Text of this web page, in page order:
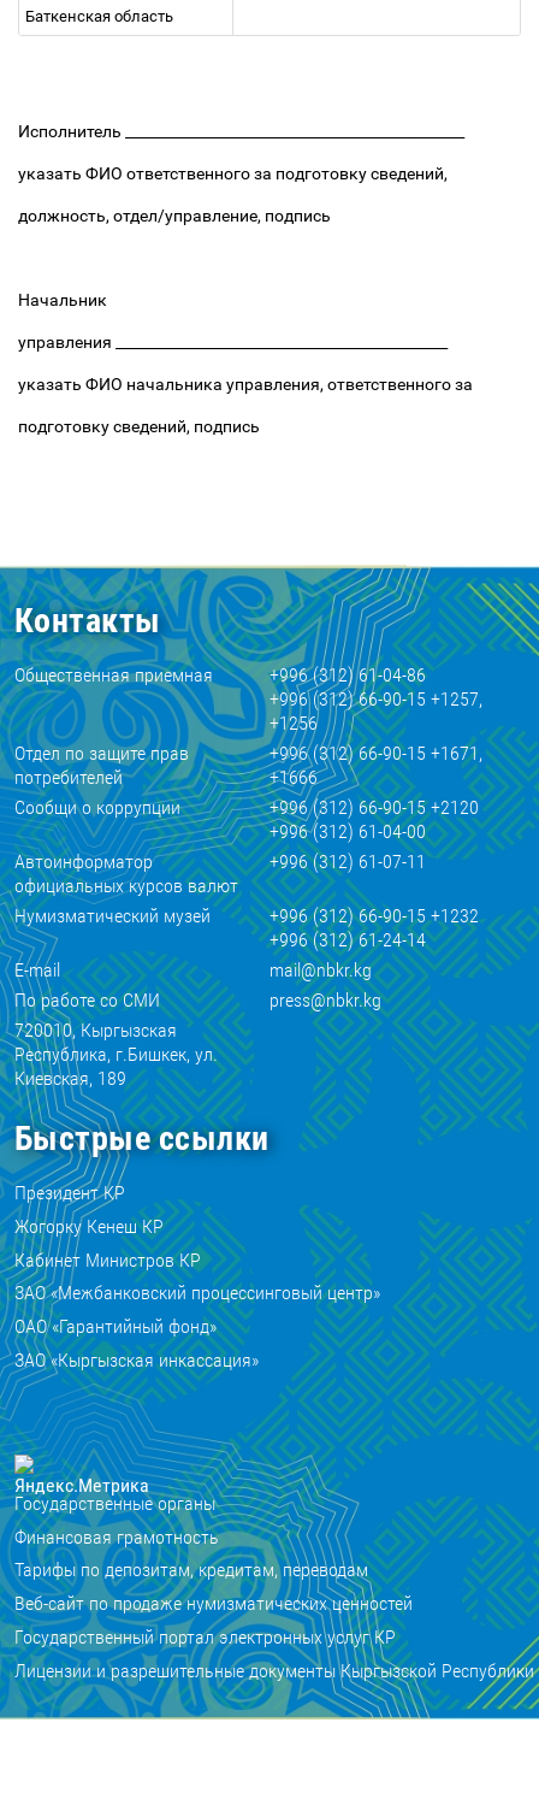
Баткенская область
Исполнитель _______________________________________________
указать ФИО ответственного за подготовку сведений,
должность, отдел/управление, подпись
Начальник
управления ______________________________________________
указать ФИО начальника управления, ответственного за
подготовку сведений, подпись
Контакты
Общественная приемная
+996 (312) 61-04-86
+996 (312) 66-90-15 +1257,
+1256
Отдел по защите прав
потребителей
+996 (312) 66-90-15 +1671,
+1666
Сообщи о коррупции
+996 (312) 66-90-15 +2120
+996 (312) 61-04-00
Автоинформатор
официальных курсов валют
+996 (312) 61-07-11
Нумизматический музей
+996 (312) 66-90-15 +1232
+996 (312) 61-24-14
E-mail
mail@nbkr.kg
По работе со СМИ
press@nbkr.kg
720010, Кыргызская
Республика, г.Бишкек, ул.
Киевская, 189
Быстрые ссылки
Президент КР
Жогорку Кенеш КР
Кабинет Министров КР
ЗАО «Межбанковский процессинговый центр»
ОАО «Гарантийный фонд»
ЗАО «Кыргызская инкассация»
Государственные органы
Финансовая грамотность
Тарифы по депозитам, кредитам, переводам
Веб-сайт по продаже нумизматических ценностей
Государственный портал электронных услуг КР
Лицензии и разрешительные документы Кыргызской Республики